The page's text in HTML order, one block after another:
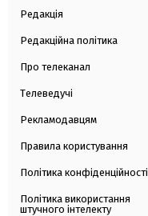
Редакція
Редакційна політика
Про телеканал
Телеведучі
Рекламодавцям
Правила користування
Політика конфіденційності
Політика використання
штучного інтелекту